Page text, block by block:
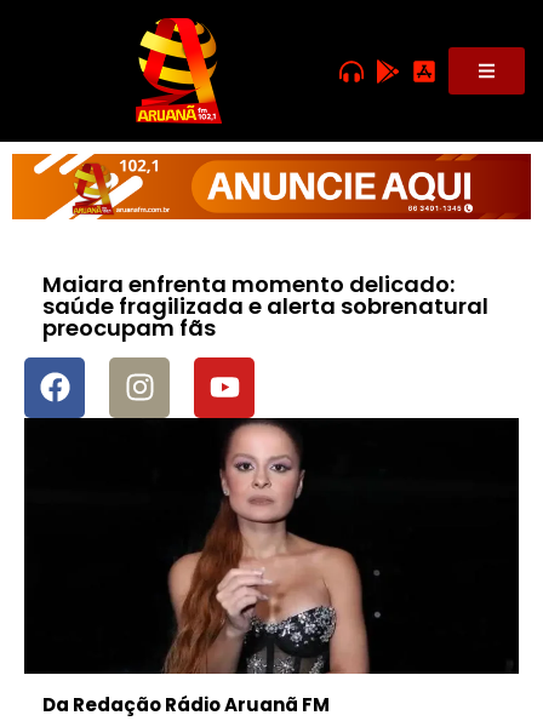
Maiara enfrenta momento delicado:
saúde fragilizada e alerta sobrenatural
preocupam fãs
Da Redação Rádio Aruanã FM